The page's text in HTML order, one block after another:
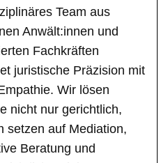
Team aus
Anwält:innen und
Fachkräften
juristische Präzision mit
Wir lösen
nicht nur gerichtlich,
setzen auf Mediation,
Beratung und